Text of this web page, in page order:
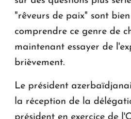
"rêveurs de paix" sont
comprendre ce genre de
maintenant essayer de
brièvement.
Le président
la réception de la